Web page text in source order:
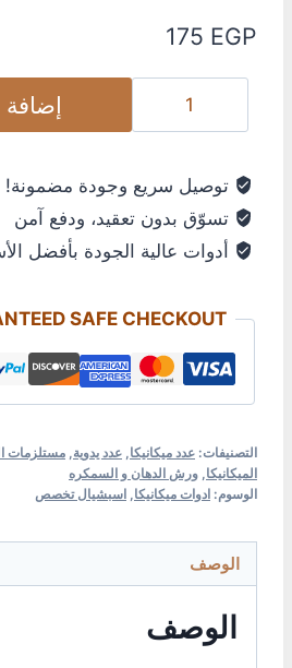
175 EGP
توصيل سريع وجودة مضمونة!
تسوّق بدون تعقيد، ودفع آمن
أدوات عالية الجودة بأفضل
SAFE CHECKOUT
التصنيفات: عدد ميكانيكا عدد يدوية مستلزمات
الميكانيكا ورش الدهان و السمكره
الوسوم: ادوات ميكانيكا اسبشيال تخصص
الوصف
الوصف